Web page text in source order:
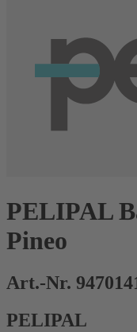
PELIPAL
Pineo
Art.-Nr.
PELIPAL